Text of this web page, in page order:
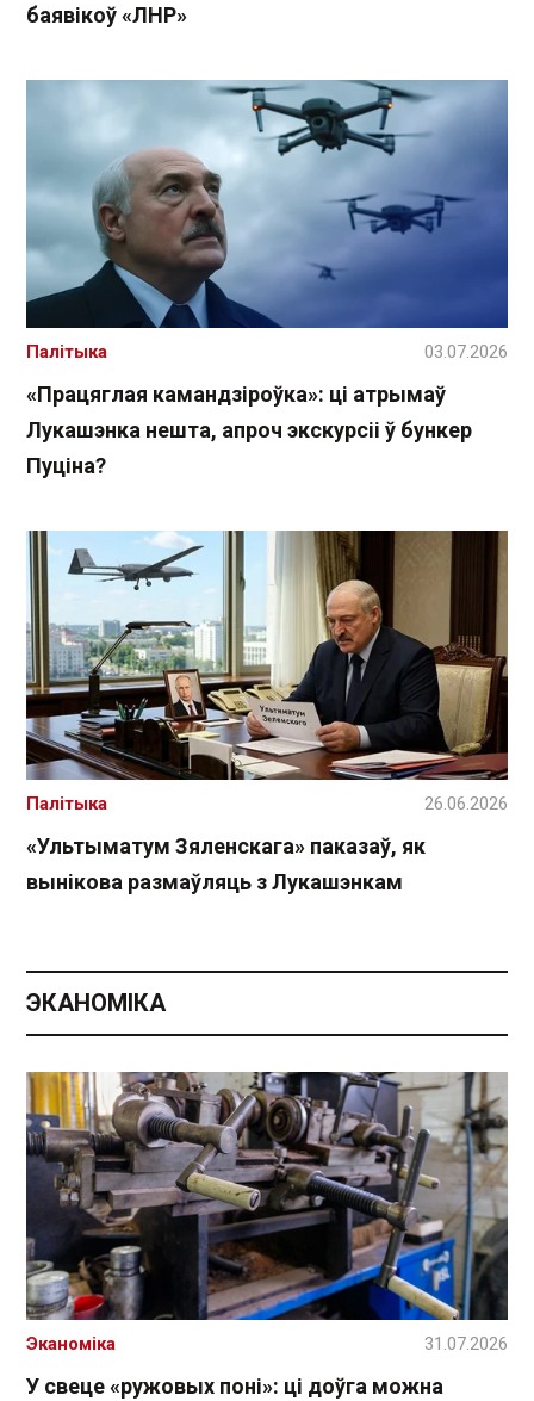
баявікоў «ЛНР»
«Працяглая камандзіроўка»: ці атрымаў
Лукашэнка нешта, апроч экскурсіі ў бункер
Пуціна?
Палітыка 03.07.2026
«Ультыматум Зяленскага» паказаў, як
вынікова размаўляць з Лукашэнкам
Палітыка 26.06.2026
ЭКАНОМІКА
У свеце «ружовых поні»: ці доўга можна
Эканоміка 31.07.2026